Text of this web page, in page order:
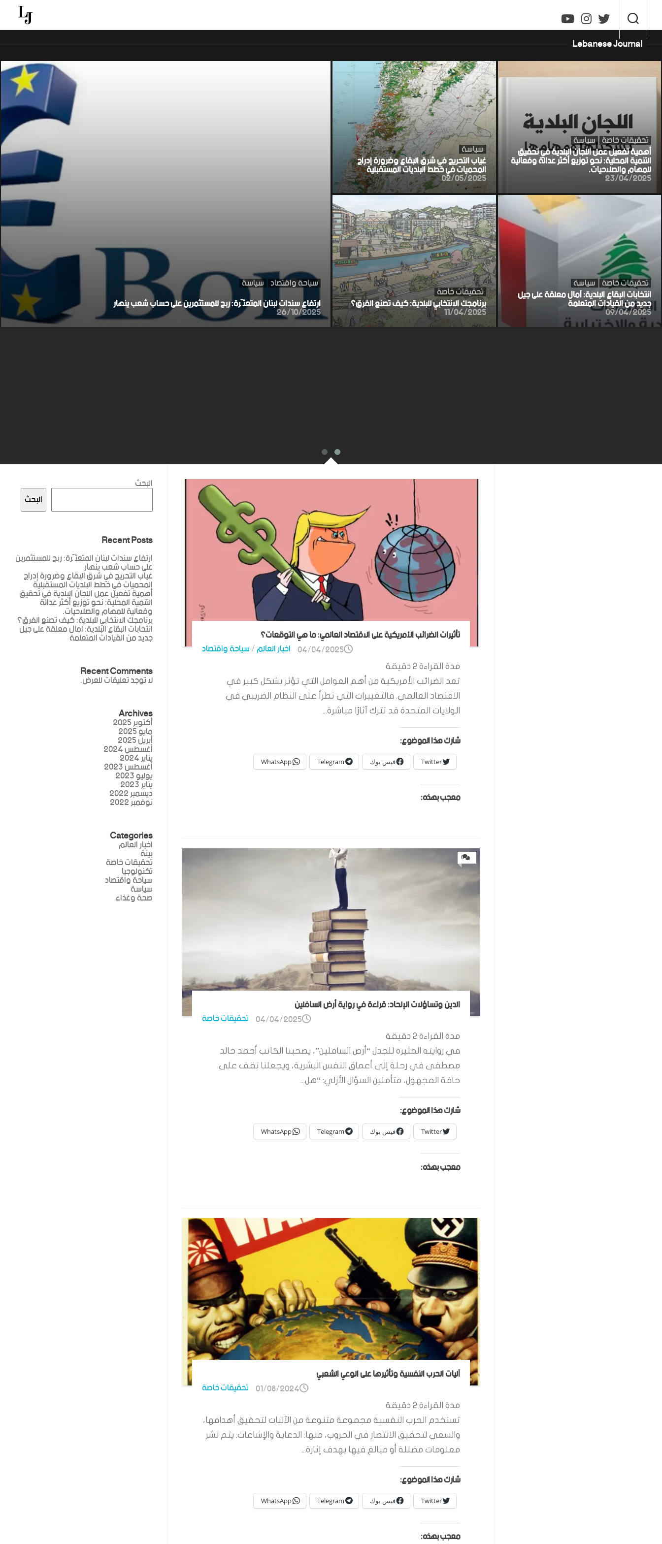
content
Lebanese Journal
سياحة واقتصاد سياسة
ارتفاع سندات لبنان المتعثّرة: ربح للمستثمرين على حساب شعب ينهار
26/10/2025
سياسة
غياب التحريج في شرق البقاع وضرورة إدراج
المحميات في خطط البلديات المستقبلية
02/05/2025
تحقيقات خاصة سياسة
أهمية تفعيل عمل اللجان البلدية في تحقيق
التنمية المحلية: نحو توزيع أكثر عدالة وفعالية
للمهام والصلاحيات.
23/04/2025
تحقيقات خاصة
برنامجك الانتخابي للبلدية: كيف تصنع الفرق؟
11/04/2025
تحقيقات خاصة سياسة
انتخابات البقاع البلدية: آمال معلقة على جيل
جديد من القيادات المتعلمة
09/04/2025
تأثيرات الضرائب الأمريكية على الاقتصاد العالمي: ما هي التوقعات؟
اخبار العالم/سياحة واقتصاد 04/04/2025
مدة القراءة 2 دقيقة
تعد الضرائب الأمريكية من أهم العوامل التي تؤثر بشكل كبير في
الاقتصاد العالمي. فالتغييرات التي تطرأ على النظام الضريبي في
الولايات المتحدة قد تترك آثارًا مباشرة...
شارك هذا الموضوع:
Twitter فيس بوك Telegram
WhatsApp
معجب بهذه:
0
الدين وتساؤلات الإلحاد: قراءة في رواية أرض السافلين
تحقيقات خاصة 04/04/2025
مدة القراءة 2 دقيقة
في روايته المثيرة للجدل “أرض السافلين”، يصحبنا الكاتب أحمد خالد
مصطفى في رحلة إلى أعماق النفس البشرية، ويجعلنا نقف على
حافة المجهول، متأملين السؤال الأزلي: “هل...
شارك هذا الموضوع:
Twitter فيس بوك Telegram
WhatsApp
معجب بهذه:
آليات الحرب النفسية وتأثيرها على الوعي الشعبي
تحقيقات خاصة 01/08/2024
مدة القراءة 2 دقيقة
تستخدم الحرب النفسية مجموعة متنوعة من الآليات لتحقيق أهدافها،
والسعي لتحقيق الانتصار في الحروب، منها: الدعاية والإشاعات: يتم نشر
معلومات مضللة أو مبالغ فيها بهدف إثارة...
شارك هذا الموضوع:
Twitter فيس بوك Telegram
WhatsApp
معجب بهذه:
البحث
البحث
Recent Posts
ارتفاع سندات لبنان المتعثّرة: ربح للمستثمرين
على حساب شعب ينهار
غياب التحريج في شرق البقاع وضرورة إدراج
المحميات في خطط البلديات المستقبلية
أهمية تفعيل عمل اللجان البلدية في تحقيق
التنمية المحلية: نحو توزيع أكثر عدالة
وفعالية للمهام والصلاحيات.
برنامجك الانتخابي للبلدية: كيف تصنع الفرق؟
انتخابات البقاع البلدية: آمال معلقة على جيل
جديد من القيادات المتعلمة
Recent Comments
لا توجد تعليقات للعرض.
Archives
أكتوبر 2025
مايو 2025
أبريل 2025
أغسطس 2024
يناير 2024
أغسطس 2023
يوليو 2023
يناير 2023
ديسمبر 2022
نوفمبر 2022
Categories
اخبار العالم
بيئة
تحقيقات خاصة
تكنولوجيا
سياحة واقتصاد
سياسة
صحة وغذاء